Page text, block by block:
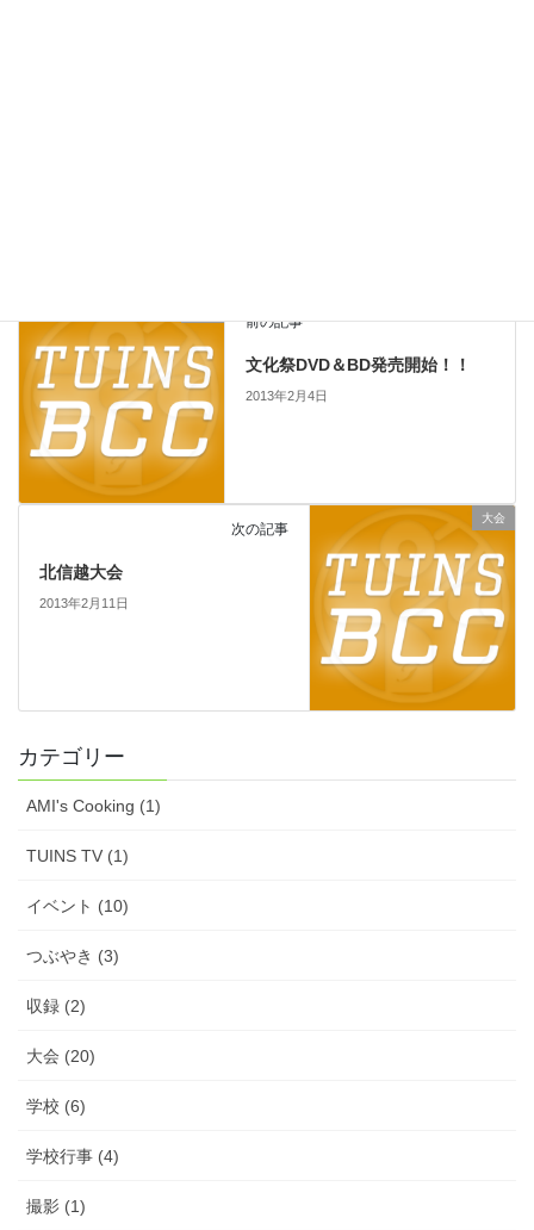
前の記事
文化祭DVD＆BD発売開始！！
2013年2月4日
大会
次の記事
北信越大会
2013年2月11日
カテゴリー
AMI's Cooking (1)
TUINS TV (1)
イベント (10)
つぶやき (3)
収録 (2)
大会 (20)
学校 (6)
学校行事 (4)
撮影 (1)